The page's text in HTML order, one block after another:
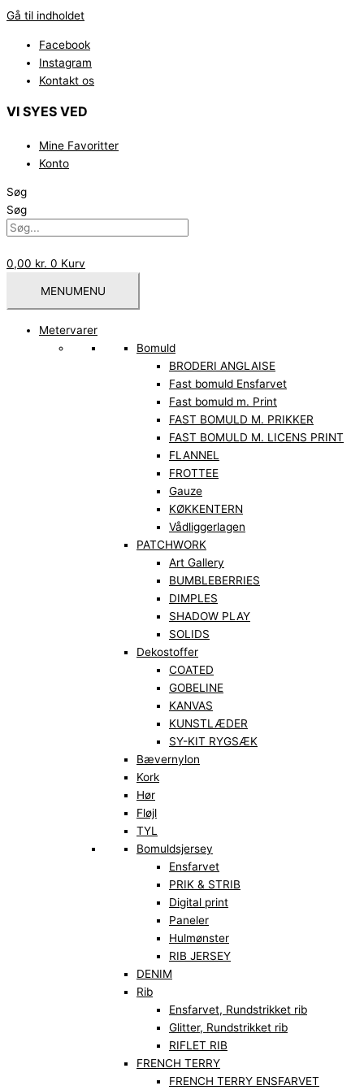
Gå til indholdet
Facebook
Instagram
Kontakt os
VI SYES VED
Mine Favoritter
Konto
Søg
Søg
0,00 kr. 0 Kurv
MENUMENU
Metervarer
Bomuld
BRODERI ANGLAISE
Fast bomuld Ensfarvet
Fast bomuld m. Print
FAST BOMULD M. PRIKKER
FAST BOMULD M. LICENS PRINT
FLANNEL
FROTTEE
Gauze
KØKKENTERN
Vådliggerlagen
PATCHWORK
Art Gallery
BUMBLEBERRIES
DIMPLES
SHADOW PLAY
SOLIDS
Dekostoffer
COATED
GOBELINE
KANVAS
KUNSTLÆDER
SY-KIT RYGSÆK
Bævernylon
Kork
Hør
Fløjl
TYL
Bomuldsjersey
Ensfarvet
PRIK & STRIB
Digital print
Paneler
Hulmønster
RIB JERSEY
DENIM
Rib
Ensfarvet, Rundstrikket rib
Glitter, Rundstrikket rib
RIFLET RIB
FRENCH TERRY
FRENCH TERRY ENSFARVET